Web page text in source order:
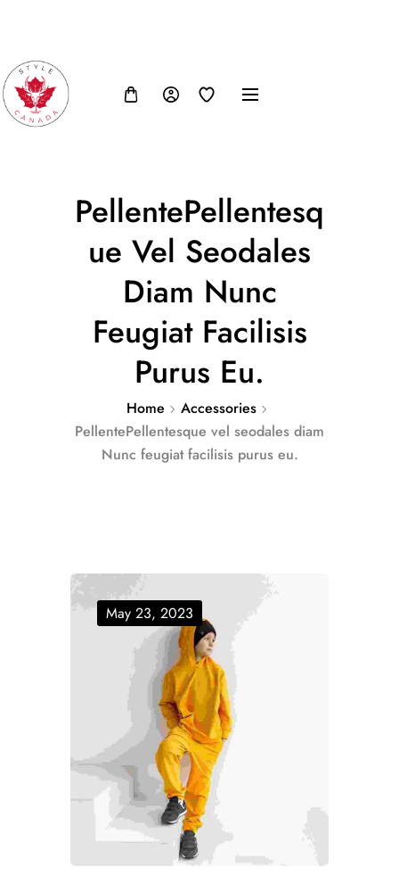
PellentePellentesq
Ue Vel Seodales
Diam Nunc
Feugiat Facilisis
Purus Eu.
Home
Accessories
PellentePellentesque vel seodales diam
Nunc feugiat facilisis purus eu.
May 23, 2023